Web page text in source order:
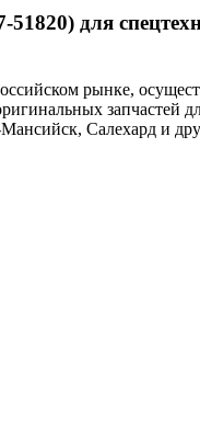
для
рынке,
запчастей
Мансийск, Салехард